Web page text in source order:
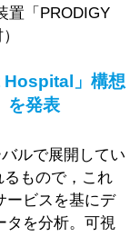
置「PRODIGY
Hospital」構想
を発表
ルで展開してい
もので，これ
ービスを基にデ
タを分析。可視